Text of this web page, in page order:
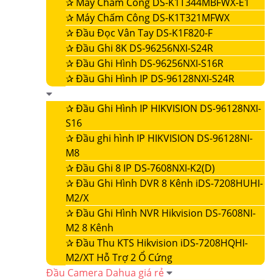
✰ Máy Chấm Công DS-K1T321MFWX
✰Đầu Đọc Vân Tay DS-K1F820-F
✰Đầu Ghi 8K DS-96256NXI-S24R
✰Đầu Ghi Hình DS-96256NXI-S16R
✰Đầu Ghi Hình IP DS-96128NXI-S24R
✰Đầu Ghi Hình IP HIKVISION DS-96128NXI-
S16
✰Đầu ghi hình IP HIKVISION DS-96128NI-
M8
✰Đầu Ghi 8 IP DS-7608NXI-K2(D)
✰Đầu Ghi Hình DVR 8 Kênh iDS-7208HUHI-
M2/X
✰Đầu Ghi Hình NVR Hikvision DS-7608NI-
M2 8 Kênh
✰Đầu Thu KTS Hikvision iDS-7208HQHI-
M2/XT Hỗ Trợ 2 Ổ Cứng
Đầu Camera Dahua giá rẻ